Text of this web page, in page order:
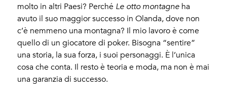
molto in altri Paesi? Perché Le otto montagne ha
avuto il suo maggior successo in Olanda, dove non
c’è nemmeno una montagna? Il mio lavoro è come
quello di un giocatore di poker. Bisogna “sentire”
una storia, la sua forza, i suoi personaggi. È l’unica
cosa che conta. Il resto è teoria e moda, ma non è mai
una garanzia di successo.